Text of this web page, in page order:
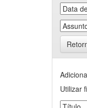
Utilizar